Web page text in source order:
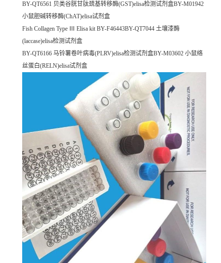
BY-QT6561 贝类谷胱甘肽巯基转移酶(GST)elisa检测试剂盒BY-M01942
小鼠胆碱转移酶(ChAT)elisa试剂盒
Fish Collagen Type Ⅲ Elisa kit BY-F46443BY-QT7044 土壤漆酶
(laccase)elisa检测试剂盒
BY-QT6166 马铃薯卷叶病毒(PLRV)elisa检测试剂盒BY-M03602 小鼠络
丝蛋白(RELN)elisa试剂盒